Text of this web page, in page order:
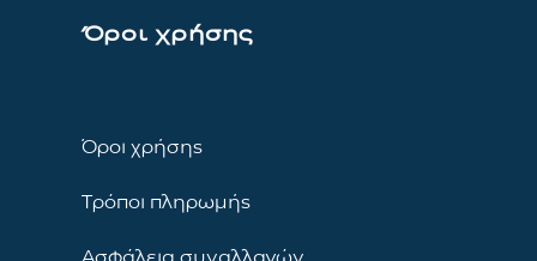
Όροι χρήσης
Όροι χρήσης
Τρόποι πληρωμής